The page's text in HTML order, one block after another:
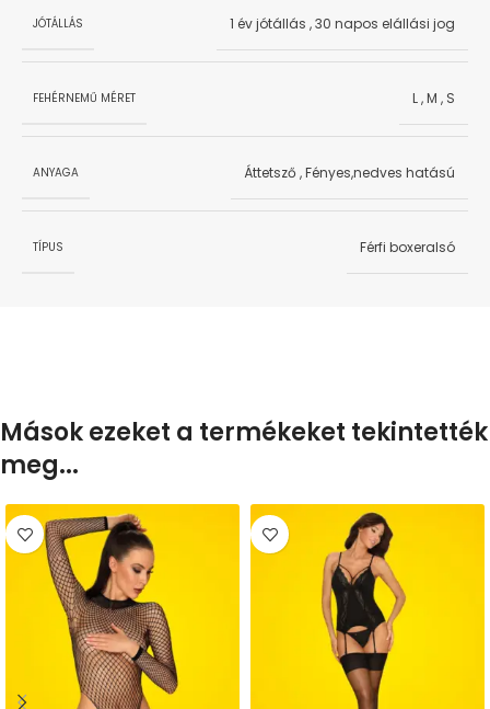
JÓTÁLLÁS 1 év jótállás ,30 napos elállási jog
FEHÉRNEMŰ MÉRET L,M , S
ANYAGA Áttetsző ,Fényes,nedves hatású
TÍPUS Férfi boxeralsó
Mások ezeket a termékeket tekintették
meg...